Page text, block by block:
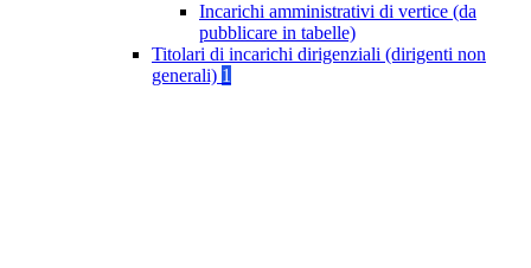
Incarichi amministrativi di vertice (da
pubblicare in tabelle)
Titolari di incarichi dirigenziali (dirigenti non
generali) 1